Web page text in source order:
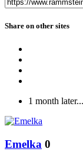
Share on other sites
1 month later...
Emelka 0